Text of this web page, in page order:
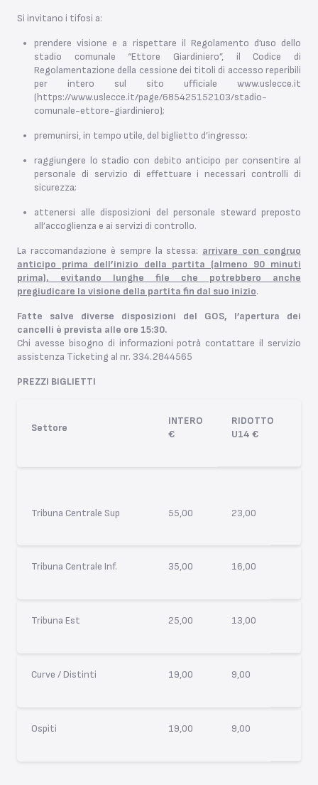
Si invitano i tifosi a:
prendere visione e a rispettare il Regolamento d’uso dello
stadio comunale “Ettore Giardiniero”, il Codice di
Regolamentazione della cessione dei titoli di accesso reperibili
per intero sul sito ufficiale www.uslecce.it
(https://www.uslecce.it/page/685425152103/stadio-
comunale-ettore-giardiniero);
premunirsi, in tempo utile, del biglietto d’ingresso;
raggiungere lo stadio con debito anticipo per consentire al
personale di servizio di effettuare i necessari controlli di
sicurezza;
attenersi alle disposizioni del personale steward preposto
all’accoglienza e ai servizi di controllo.
La raccomandazione è sempre la stessa: arrivare con congruo
anticipo prima dell’inizio della partita (almeno 90 minuti
prima), evitando lunghe file che potrebbero anche
pregiudicare la visione della partita fin dal suo inizio.
Fatte salve diverse disposizioni del GOS, l’apertura dei
cancelli è prevista alle ore 15:30.
Chi avesse bisogno di informazioni potrà contattare il servizio
assistenza Ticketing al nr. 334.2844565
PREZZI BIGLIETTI
Settore
INTERO
€
RIDOTTO
U14 €
Tribuna Centrale Sup 55,00 23,00
Tribuna Centrale Inf. 35,00 16,00
Tribuna Est 25,00 13,00
Curve / Distinti 19,00 9,00
Ospiti 19,00 9,00